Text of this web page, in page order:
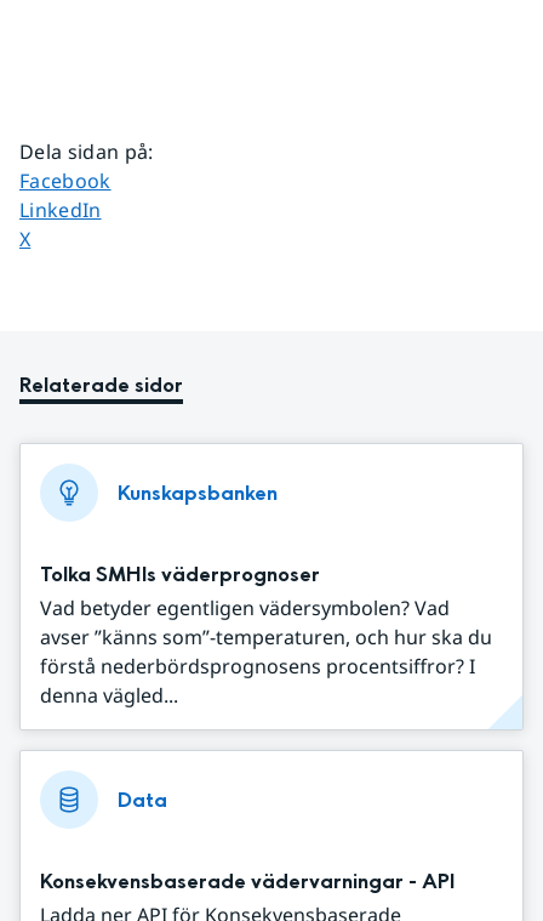
Dela sidan på:
Dela sidan på
Facebook
Dela sidan på
LinkedIn
Dela sidan på
X
Relaterade sidor
Kunskapsbanken
Tolka SMHIs väderprognoser
Vad betyder egentligen vädersymbolen? Vad
avser ”känns som”-temperaturen, och hur ska du
förstå nederbördsprognosens procentsiffror? I
denna vägled...
Data
Konsekvensbaserade vädervarningar - API
Ladda ner API för Konsekvensbaserade